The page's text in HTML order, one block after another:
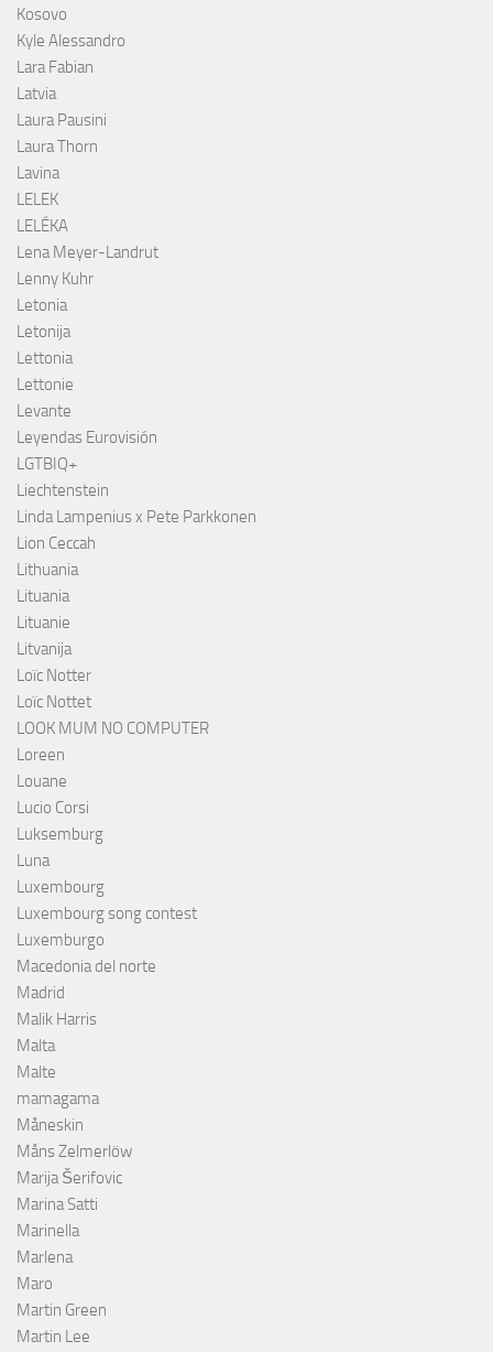
Kosovo
Kyle Alessandro
Lara Fabian
Latvia
Laura Pausini
Laura Thorn
Lavina
LELEK
LELÉKA
Lena Meyer-Landrut
Lenny Kuhr
Letonia
Letonija
Lettonia
Lettonie
Levante
Leyendas Eurovisión
LGTBIQ+
Liechtenstein
Linda Lampenius x Pete Parkkonen
Lion Ceccah
Lithuania
Lituania
Lituanie
Litvanija
Loïc Notter
Loïc Nottet
LOOK MUM NO COMPUTER
Loreen
Louane
Lucio Corsi
Luksemburg
Luna
Luxembourg
Luxembourg song contest
Luxemburgo
Macedonia del norte
Madrid
Malik Harris
Malta
Malte
mamagama
Måneskin
Måns Zelmerlöw
Marija Šerifovic
Marina Satti
Marinella
Marlena
Maro
Martin Green
Martin Lee